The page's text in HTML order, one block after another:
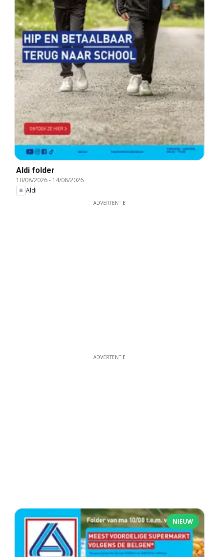
Aldi folder
10/08/2026- 14/08/2026
Aldi
ADVERTENTIE
ADVERTENTIE
NIEUW